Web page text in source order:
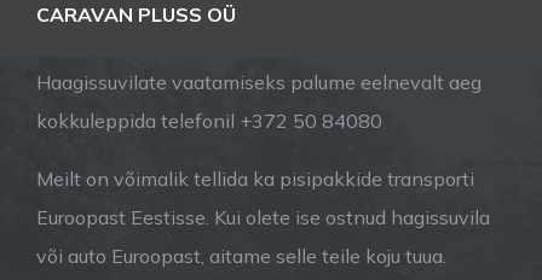
CARAVAN PLUSS OÜ
Haagissuvilate vaatamiseks palume eelnevalt aeg
kokkuleppida telefonil +372 50 84080
Meilt on võimalik tellida ka pisipakkide transporti
Euroopast Eestisse. Kui olete ise ostnud hagissuvila
või auto Euroopast, aitame selle teile koju tuua.